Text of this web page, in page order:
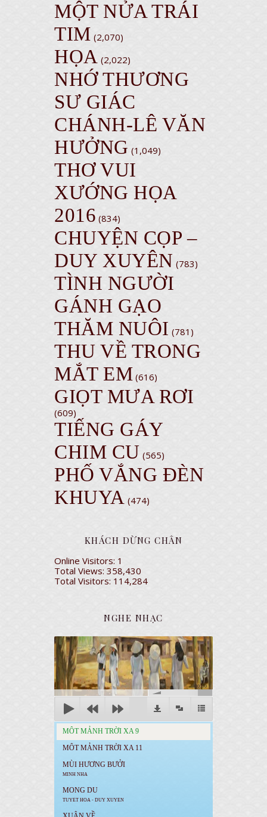
MỘT NỬA TRÁI
TIM (2,070)
HỌA (2,022)
NHỚ THƯƠNG
SƯ GIÁC
CHÁNH-LÊ VĂN
HƯỞNG (1,049)
THƠ VUI
XƯỚNG HỌA
2016 (834)
CHUYỆN CỌP –
DUY XUYÊN (783)
TÌNH NGƯỜI
GÁNH GẠO
THĂM NUÔI (781)
THU VỀ TRONG
MẮT EM (616)
GIỌT MƯA RƠI
(609)
TIẾNG GÁY
CHIM CU (565)
PHỐ VẮNG ĐÈN
KHUYA (474)
KHÁCH DỪNG CHÂN
Online Visitors: 1
Total Views:358,430
Total Visitors: 114,284
NGHE NHẠC
00:00
MÔT MẢNH TRỜI XA 9
MÔT MẢNH TRỜI XA 11
MÙI HƯƠNG BƯỞI
MINH NHA
MONG DU
TUYET HOA - DUY XUYEN